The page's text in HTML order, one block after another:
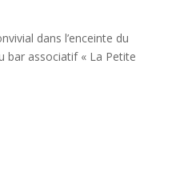
dans l’enceinte du
bar associatif « La Petite